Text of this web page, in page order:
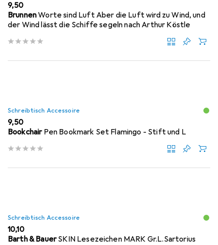
EUR
9,50
BrunnenWorte sind Luft Aber die Luft wird zu Wind, und
der Wind lässt die Schiffe segeln nach Arthur Köstle
Schreibtisch Accessoire
EUR
9,50
Bookchair Pen Bookmark Set Flamingo - Stift und L
Schreibtisch Accessoire
EUR
10,10
Barth & BauerSKIN Lesezeichen MARK Gr.L.Sartorius